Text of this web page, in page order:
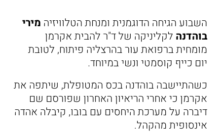
השבוע הגיחה הדוגמנית ומנחת הטלוויזיה מירי
בוהדנה לקליניקה של ד"ר להבית אקרמן
מומחית ברפואת עור בהרצליה פיתוח, לטובת
יום כייף קוסמטי ונשי במיוחד.
כשהתיישבה בוהדנה בכס המטופלת, שיתפה את
אקרמן כי אחרי הריאיון האחרון שפורסם שם
דיברה על מערכת היחסים עם בובו, קיבלה אהדה
אינסופית מהקהל.
מחוז דרום
ירושלים